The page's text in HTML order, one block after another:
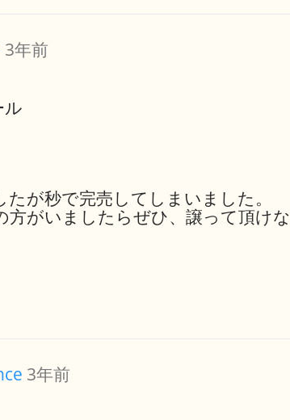
3年前
ル
が秒で完売してしまいました。
がいましたらぜひ、譲って頂けな
3年前